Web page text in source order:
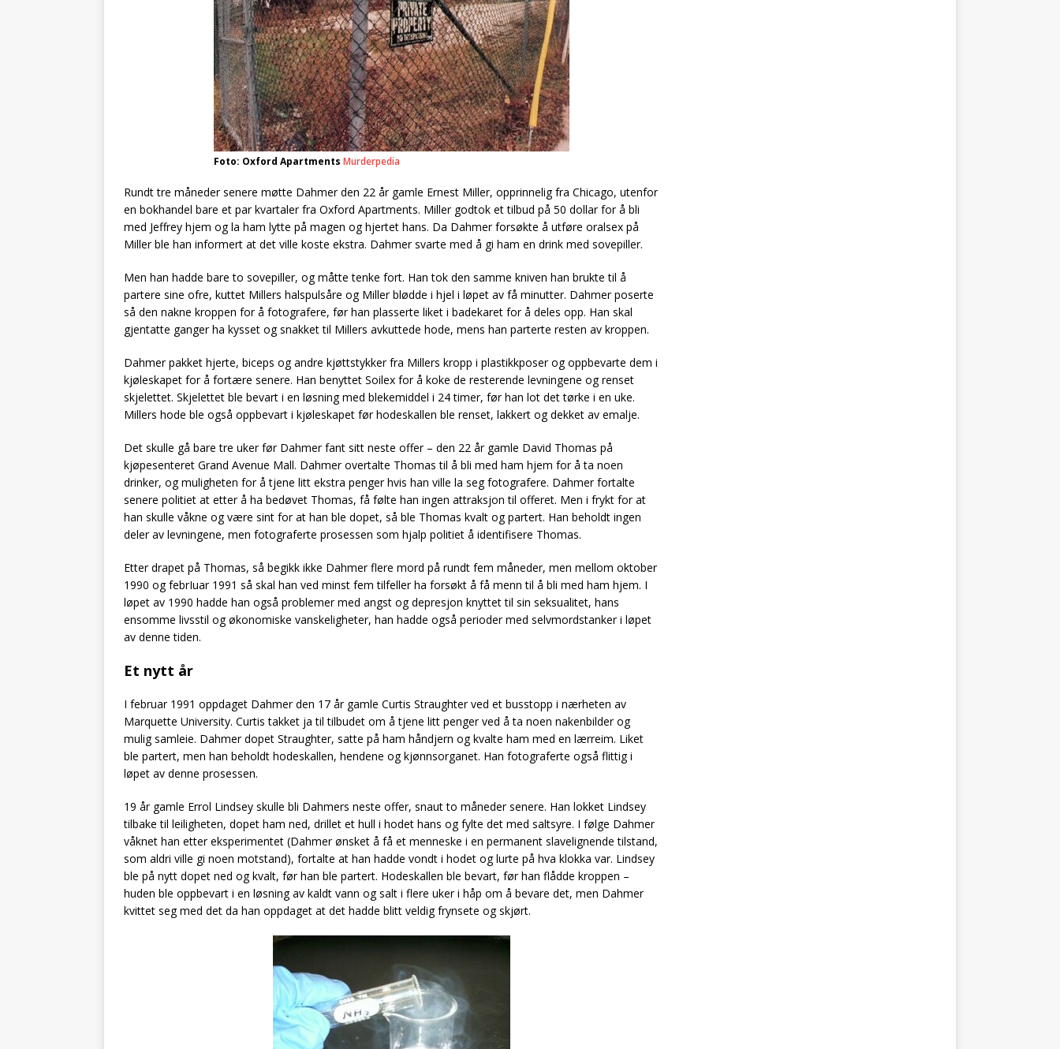
Foto: Oxford Apartments Murderpedia
Rundt tre måneder senere møtte Dahmer den 22 år gamle Ernest Miller, opprinnelig fra Chicago, utenfor
en bokhandel bare et par kvartaler fra Oxford Apartments. Miller godtok et tilbud på 50 dollar for å bli
med Jeffrey hjem og la ham lytte på magen og hjertet hans. Da Dahmer forsøkte å utføre oralsex på
Miller ble han informert at det ville koste ekstra. Dahmer svarte med å gi ham en drink med sovepiller.
Men han hadde bare to sovepiller, og måtte tenke fort. Han tok den samme kniven han brukte til å
partere sine ofre, kuttet Millers halspulsåre og Miller blødde i hjel i løpet av få minutter. Dahmer poserte
så den nakne kroppen for å fotografere, før han plasserte liket i badekaret for å deles opp. Han skal
gjentatte ganger ha kysset og snakket til Millers avkuttede hode, mens han parterte resten av kroppen.
Dahmer pakket hjerte, biceps og andre kjøttstykker fra Millers kropp i plastikkposer og oppbevarte dem i
kjøleskapet for å fortære senere. Han benyttet Soilex for å koke de resterende levningene og renset
skjelettet. Skjelettet ble bevart i en løsning med blekemiddel i 24 timer, før han lot det tørke i en uke.
Millers hode ble også oppbevart i kjøleskapet før hodeskallen ble renset, lakkert og dekket av emalje.
Det skulle gå bare tre uker før Dahmer fant sitt neste offer – den 22 år gamle David Thomas på
kjøpesenteret Grand Avenue Mall. Dahmer overtalte Thomas til å bli med ham hjem for å ta noen
drinker, og muligheten for å tjene litt ekstra penger hvis han ville la seg fotografere. Dahmer fortalte
senere politiet at etter å ha bedøvet Thomas, få følte han ingen attraksjon til offeret. Men i frykt for at
han skulle våkne og være sint for at han ble dopet, så ble Thomas kvalt og partert. Han beholdt ingen
deler av levningene, men fotograferte prosessen som hjalp politiet å identifisere Thomas.
Etter drapet på Thomas, så begikk ikke Dahmer flere mord på rundt fem måneder, men mellom oktober
1990 og febrIuar 1991 så skal han ved minst fem tilfeller ha forsøkt å få menn til å bli med ham hjem. I
løpet av 1990 hadde han også problemer med angst og depresjon knyttet til sin seksualitet, hans
ensomme livsstil og økonomiske vanskeligheter, han hadde også perioder med selvmordstanker i løpet
av denne tiden.
Et nytt år
I februar 1991 oppdaget Dahmer den 17 år gamle Curtis Straughter ved et busstopp i nærheten av
Marquette University. Curtis takket ja til tilbudet om å tjene litt penger ved å ta noen nakenbilder og
mulig samleie. Dahmer dopet Straughter, satte på ham håndjern og kvalte ham med en lærreim. Liket
ble partert, men han beholdt hodeskallen, hendene og kjønnsorganet. Han fotograferte også flittig i
løpet av denne prosessen.
19 år gamle Errol Lindsey skulle bli Dahmers neste offer, snaut to måneder senere. Han lokket Lindsey
tilbake til leiligheten, dopet ham ned, drillet et hull i hodet hans og fylte det med saltsyre. I følge Dahmer
våknet han etter eksperimentet (Dahmer ønsket å få et menneske i en permanent slavelignende tilstand,
som aldri ville gi noen motstand), fortalte at han hadde vondt i hodet og lurte på hva klokka var. Lindsey
ble på nytt dopet ned og kvalt, før han ble partert. Hodeskallen ble bevart, før han flådde kroppen –
huden ble oppbevart i en løsning av kaldt vann og salt i flere uker i håp om å bevare det, men Dahmer
kvittet seg med det da han oppdaget at det hadde blitt veldig frynsete og skjørt.